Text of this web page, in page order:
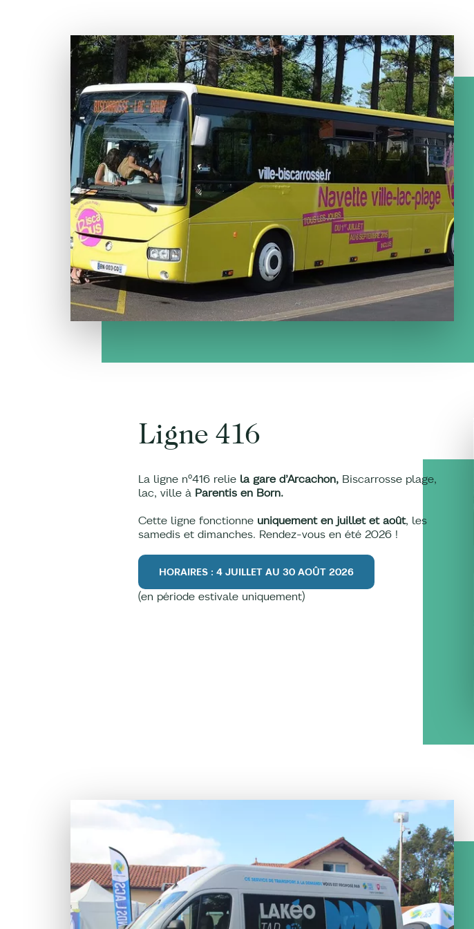
Ligne 416
La ligne n°416 relie la gare d’Arcachon,Biscarrosse plage,
lac, ville à Parentis en Born.
Cette ligne fonctionne uniquement en juillet et août, les
samedis et dimanches. Rendez-vous en été 2026 !
HORAIRES : 4 JUILLET AU 30 AOÛT 2026
(en période estivale uniquement)